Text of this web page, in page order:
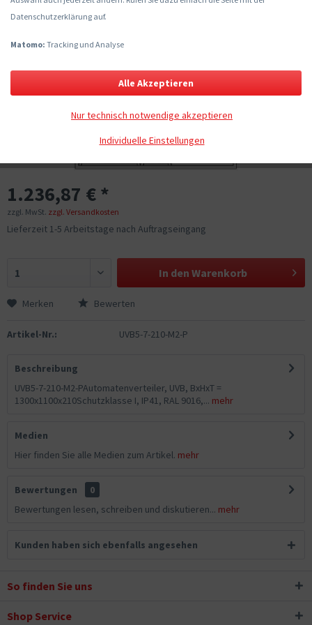
1.236,87 € *
zzgl. MwSt. zzgl. Versandkosten
Lieferzeit 1-5 Arbeitstage nach Auftragseingang
In den Warenkorb
Merken Bewerten
Artikel-Nr.: UVB5-7-210-M2-P
Beschreibung
UVB5-7-210-M2-PAutomatenverteiler, UVB, BxHxT =
1300x1100x210Schutzklasse I, IP41, RAL 9016,... mehr
Medien
Hier finden Sie alle Medien zum Artikel. mehr
Bewertungen
0
Bewertungen lesen, schreiben und diskutieren... mehr
Kunden haben sich ebenfalls angesehen
So finden Sie uns
Shop Service
Datenschutzerklärung auf.
Matomo: Tracking und Analyse
Individuelle Einstellungen
Nur technisch notwendige akzeptieren
Alle Akzeptieren